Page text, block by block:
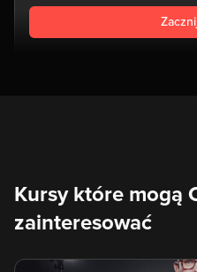
Kursy które mogą
zainteresować